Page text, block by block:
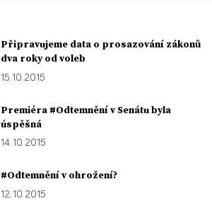
Připravujeme data o prosazování zákonů
dva roky od voleb
15. 10. 2015
Premiéra #Odtemnění v Senátu byla
úspěšná
14. 10. 2015
#Odtemnění v ohrožení?
12. 10. 2015